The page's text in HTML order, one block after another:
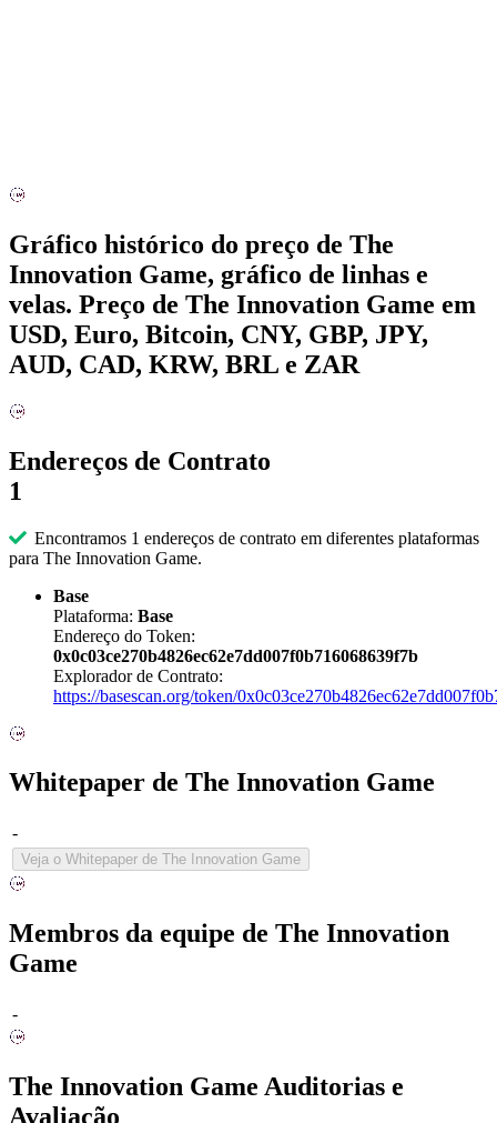
Gráfico histórico do preço de The
Innovation Game, gráfico de linhas e
velas. Preço de The Innovation Game em
USD, Euro, Bitcoin, CNY, GBP, JPY,
AUD, CAD, KRW, BRL e ZAR
Endereços de Contrato
1
Encontramos 1 endereços de contrato em diferentes plataformas
para The Innovation Game.
Base
Plataforma: Base
Endereço do Token:
0x0c03ce270b4826ec62e7dd007f0b716068639f7b
Explorador de Contrato:
https://basescan.org/token/
Whitepaper de The Innovation Game
-
Veja o Whitepaper de The Innovation Game
Membros da equipe de The Innovation
Game
-
The Innovation Game Auditorias e
Avaliação